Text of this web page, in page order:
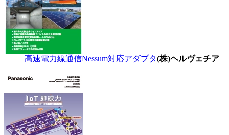
高速電力線通信Nessum対応アダプタ(株)ヘルヴェチア